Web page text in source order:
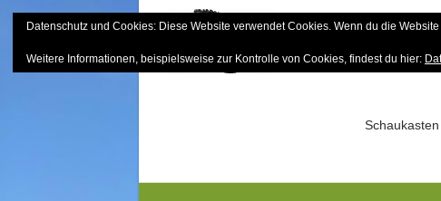
to
Bayerischer
Sektion Mitterfels e.V. –
Schaukasten
Datenschutz und Cookies: Diese Website verwendet Cookies. Wenn du die
Weitere Informationen, beispielsweise zur Kontrolle von Cookies, findest du hier: